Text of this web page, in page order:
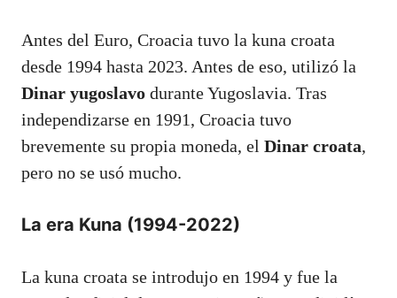
Antes del Euro, Croacia tuvo la kuna croata
desde 1994 hasta 2023. Antes de eso, utilizó la
Dinar yugoslavo durante Yugoslavia. Tras
independizarse en 1991, Croacia tuvo
brevemente su propia moneda, el Dinar croata,
pero no se usó mucho.
La era Kuna (1994-2022)
La kuna croata se introdujo en 1994 y fue la